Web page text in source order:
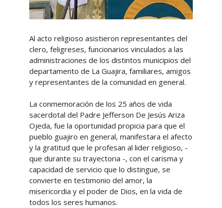
Al acto religioso asistieron representantes del
clero, feligreses, funcionarios vinculados a las
administraciones de los distintos municipios del
departamento de La Guajira, familiares, amigos
y representantes de la comunidad en general.
La conmemoración de los 25 años de vida
sacerdotal del Padre Jefferson De Jesús Ariza
Ojeda, fue la oportunidad propicia para que el
pueblo guajiro en general, manifestara el afecto
y la gratitud que le profesan al lider religioso, -
que durante su trayectoria -, con el carisma y
capacidad de servicio que lo distingue, se
convierte en testimonio del amor, la
misericordia y el poder de Dios, en la vida de
todos los seres humanos.